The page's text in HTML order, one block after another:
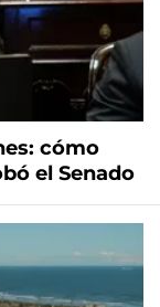
cómo
el Senado